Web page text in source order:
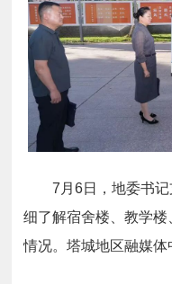
7 月6日，地委书
细了解宿舍楼、教学
情况。塔城地区融媒体